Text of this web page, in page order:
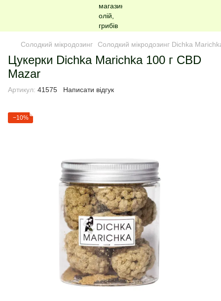
Солодкий мікродозинг Солодкий мікродозинг Dichka
Цукерки Dichka Marichka 100 г CBD
Mazar
Артикул: 41575 Написати відгук
−10%